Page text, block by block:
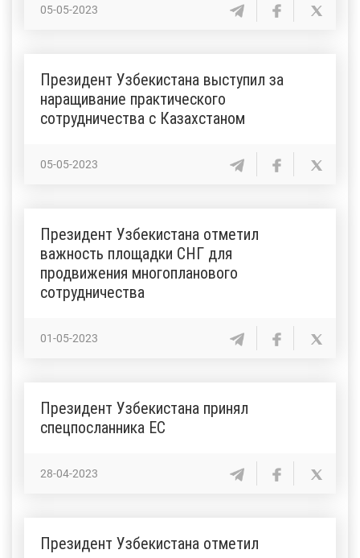
05-05-2023
Президент Узбекистана выступил за
наращивание практического
сотрудничества с Казахстаном
05-05-2023
Президент Узбекистана отметил
важность площадки СНГ для
продвижения многопланового
сотрудничества
01-05-2023
Президент Узбекистана принял
спецпосланника ЕС
28-04-2023
Президент Узбекистана отметил